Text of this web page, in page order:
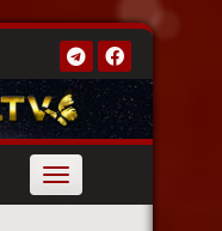
Toggle
navigation